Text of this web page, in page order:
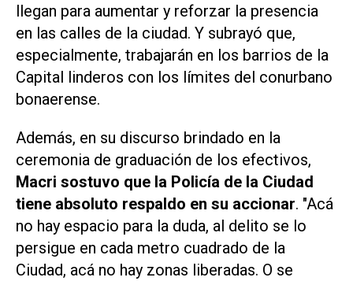
llegan para aumentar y reforzar la presencia
en las calles de la ciudad. Y subrayó que,
especialmente, trabajarán en los barrios de la
Capital linderos con los límites del conurbano
bonaerense.
Además, en su discurso brindado en la
ceremonia de graduación de los efectivos,
Macri sostuvo que la Policía de la Ciudad
tiene absoluto respaldo en su accionar. "Acá
no hay espacio para la duda, al delito se lo
persigue en cada metro cuadrado de la
Ciudad, acá no hay zonas liberadas. O se